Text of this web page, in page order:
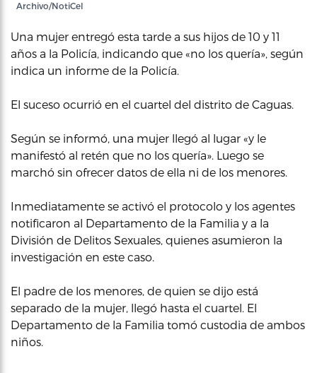
Archivo/NotiCel
Una mujer entregó esta tarde a sus hijos de 10 y 11
años a la Policía, indicando que «no los quería», según
indica un informe de la Policía.
El suceso ocurrió en el cuartel del distrito de Caguas.
Según se informó, una mujer llegó al lugar «y le
manifestó al retén que no los quería». Luego se
marchó sin ofrecer datos de ella ni de los menores.
Inmediatamente se activó el protocolo y los agentes
notificaron al Departamento de la Familia y a la
División de Delitos Sexuales, quienes asumieron la
investigación en este caso.
El padre de los menores, de quien se dijo está
separado de la mujer, llegó hasta el cuartel. El
Departamento de la Familia tomó custodia de ambos
niños.